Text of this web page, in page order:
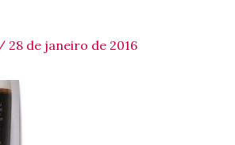
/ 28 de janeiro de 2016